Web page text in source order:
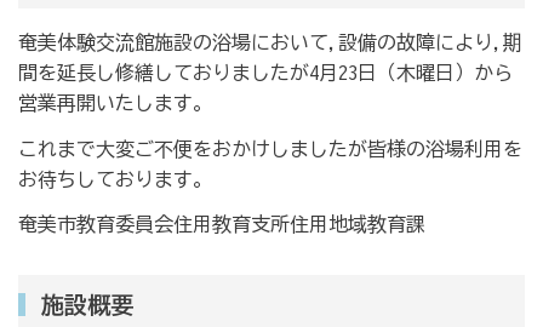
奄美体験交流館施設の浴場において,設備の故障により,期
間を延長し修繕しておりましたが4月23日（木曜日）から
営業再開いたします。
これまで大変ご不便をおかけしましたが皆様の浴場利用を
お待ちしております。
奄美市教育委員会住用教育支所住用地域教育課
施設概要